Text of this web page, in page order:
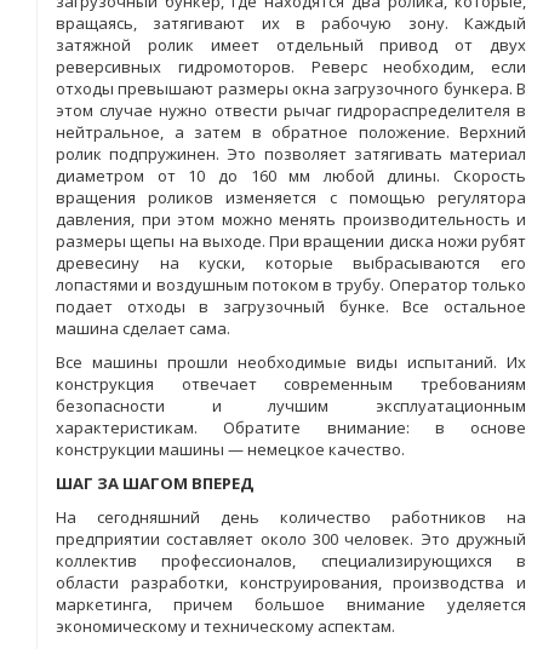
вращаясь, затягивают их в рабочую зону. Каждый
затяжной ролик имеет отдельный привод от двух
реверсивных гидромоторов. Реверс необходим, если
отходы превышают размеры окна загрузочного бункера. В
этом случае нужно отвести рычаг гидрораспределителя в
нейтральное, а затем в обратное положение. Верхний
ролик подпружинен. Это позволяет затягивать материал
диаметром от 10 до 160 мм любой длины. Скорость
вращения роликов изменяется с помощью регулятора
давления, при этом можно менять производительность и
размеры щепы на выходе. При вращении диска ножи рубят
древесину на куски, которые выбрасываются его
лопастями и воздушным потоком в трубу. Оператор только
подает отходы в загрузочный бунке. Все остальное
машина сделает сама.
Все машины прошли необходимые виды испытаний. Их
конструкция отвечает современным требованиям
безопасности и лучшим эксплуатационным
характеристикам. Обратите внимание: в основе
конструкции машины — немецкое качество.
ШАГ ЗА ШАГОМ ВПЕРЕД
На сегодняшний день количество работников на
предприятии составляет около 300 человек. Это дружный
коллектив профессионалов, специализирующихся в
области разработки, конструирования, производства и
маркетинга, причем большое внимание уделяется
экономическому и техническому аспектам.